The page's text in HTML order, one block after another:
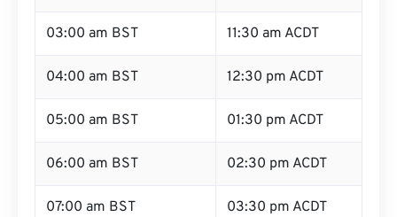
03:00 am BST 11:30 am ACDT
04:00 am BST 12:30 pm ACDT
05:00 am BST 01:30 pm ACDT
06:00 am BST 02:30 pm ACDT
07:00 am BST 03:30 pm ACDT